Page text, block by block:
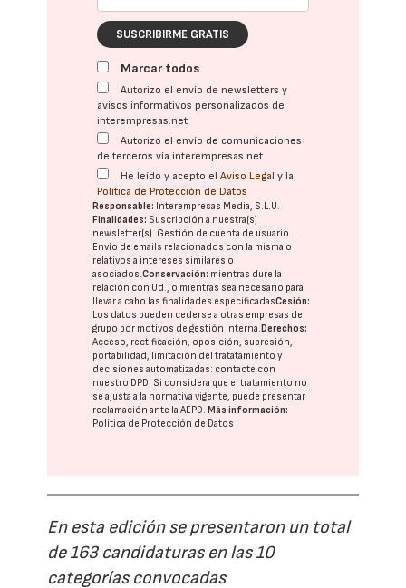
SUSCRIBIRME GRATIS
Marcar todos
Autorizo el envío de newsletters y
avisos informativos personalizados de
interempresas.net
Autorizo el envío de comunicaciones
de terceros vía interempresas.net
He leído y acepto elAviso Legal y la
Política de Protección de Datos
Responsable: Interempresas Media, S.L.U.
Finalidades: Suscripción a nuestra(s)
newsletter(s). Gestión de cuenta de usuario.
Envío de emails relacionados con la misma o
relativos a intereses similares o
asociados.Conservación: mientras dure la
relación con Ud., o mientras sea necesario para
llevar a cabo las finalidades especificadasCesión:
Los datos pueden cederse a otras empresas del
grupo por motivos de gestión interna.Derechos:
Acceso, rectificación, oposición, supresión,
portabilidad, limitación del tratatamiento y
decisiones automatizadas: contacte con
nuestro DPD. Si considera que el tratamiento no
se ajusta a la normativa vigente, puede presentar
reclamación ante laAEPD.Más información:
Política de Protección de Datos
En esta edición se presentaron un total
de 163 candidaturas en las 10
categorías convocadas